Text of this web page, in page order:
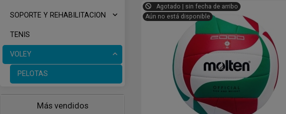
SOPORTE Y REHABILITACION
TENIS
VOLEY
PELOTAS
Más vendidos
Agotado | sin fecha de arribo
Aún no está disponible